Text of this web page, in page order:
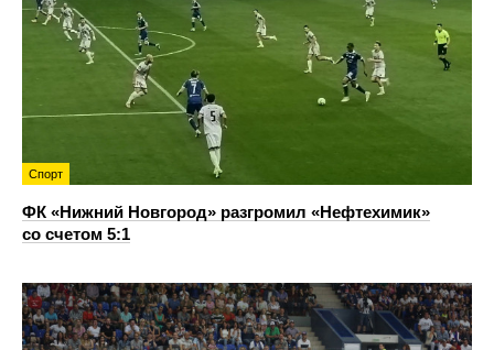
Спорт
ФК «Нижний Новгород» разгромил «Нефтехимик»
со счетом 5:1